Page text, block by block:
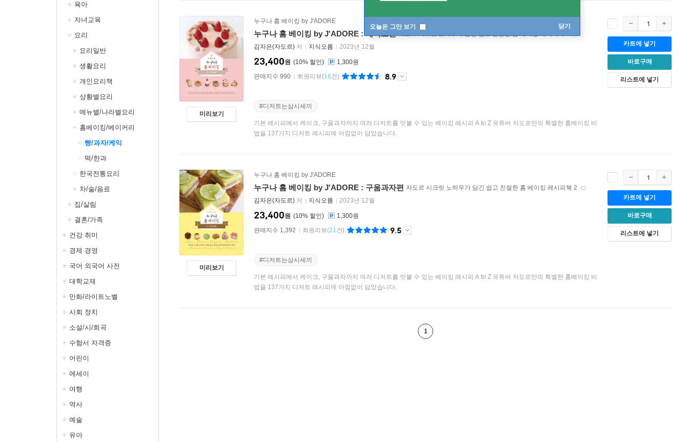
오늘은 그만 보기 닫기
육아
자녀교육
요리
요리일반
생활요리
개인요리책
상황별요리
메뉴별/나라별요리
홈베이킹/베이커리
빵/과자/케익
떡/한과
한국전통요리
차/술/음료
집/살림
결혼/가족
건강 취미
경제 경영
국어 외국어 사전
대학교재
만화/라이트노벨
사회 정치
소설/시/희곡
수험서 자격증
어린이
에세이
여행
역사
예술
유아
미리보기
누구나 홈 베이킹 by J'ADORE
누구나 홈 베이킹 by J'ADORE : 케이크편 자도르 시크릿 노하우가 담긴 쉽고 친절한 홈 베이킹 레시피북 1
김자은(자도르) 저 지식오름 2023년 12월
10%
23,400원
1,300원
판매지수 990
회원리뷰(16건) 8.9
#디저트는삼시세끼
기본 레시피에서 케이크, 구움과자까지 여러 디저트를 맛볼 수 있는 베이킹 레시피 A to Z 유튜버 자도르만의 특별한 홈베이킹 비
법을 137가지 디저트 레시피에 아낌없이 담았습니다.
카트에 넣기
바로구매
리스트에 넣기
미리보기
누구나 홈 베이킹 by J'ADORE
누구나 홈 베이킹 by J'ADORE : 구움과자편 자도르 시크릿 노하우가 담긴 쉽고 친절한 홈 베이킹 레시피북 2
김자은(자도르) 저 지식오름 2023년 12월
10%
23,400원
1,300원
판매지수 1,392
회원리뷰(21건) 9.5
#디저트는삼시세끼
기본 레시피에서 케이크, 구움과자까지 여러 디저트를 맛볼 수 있는 베이킹 레시피 A to Z 유튜버 자도르만의 특별한 홈베이킹 비
법을 137가지 디저트 레시피에 아낌없이 담았습니다.
카트에 넣기
바로구매
리스트에 넣기
1